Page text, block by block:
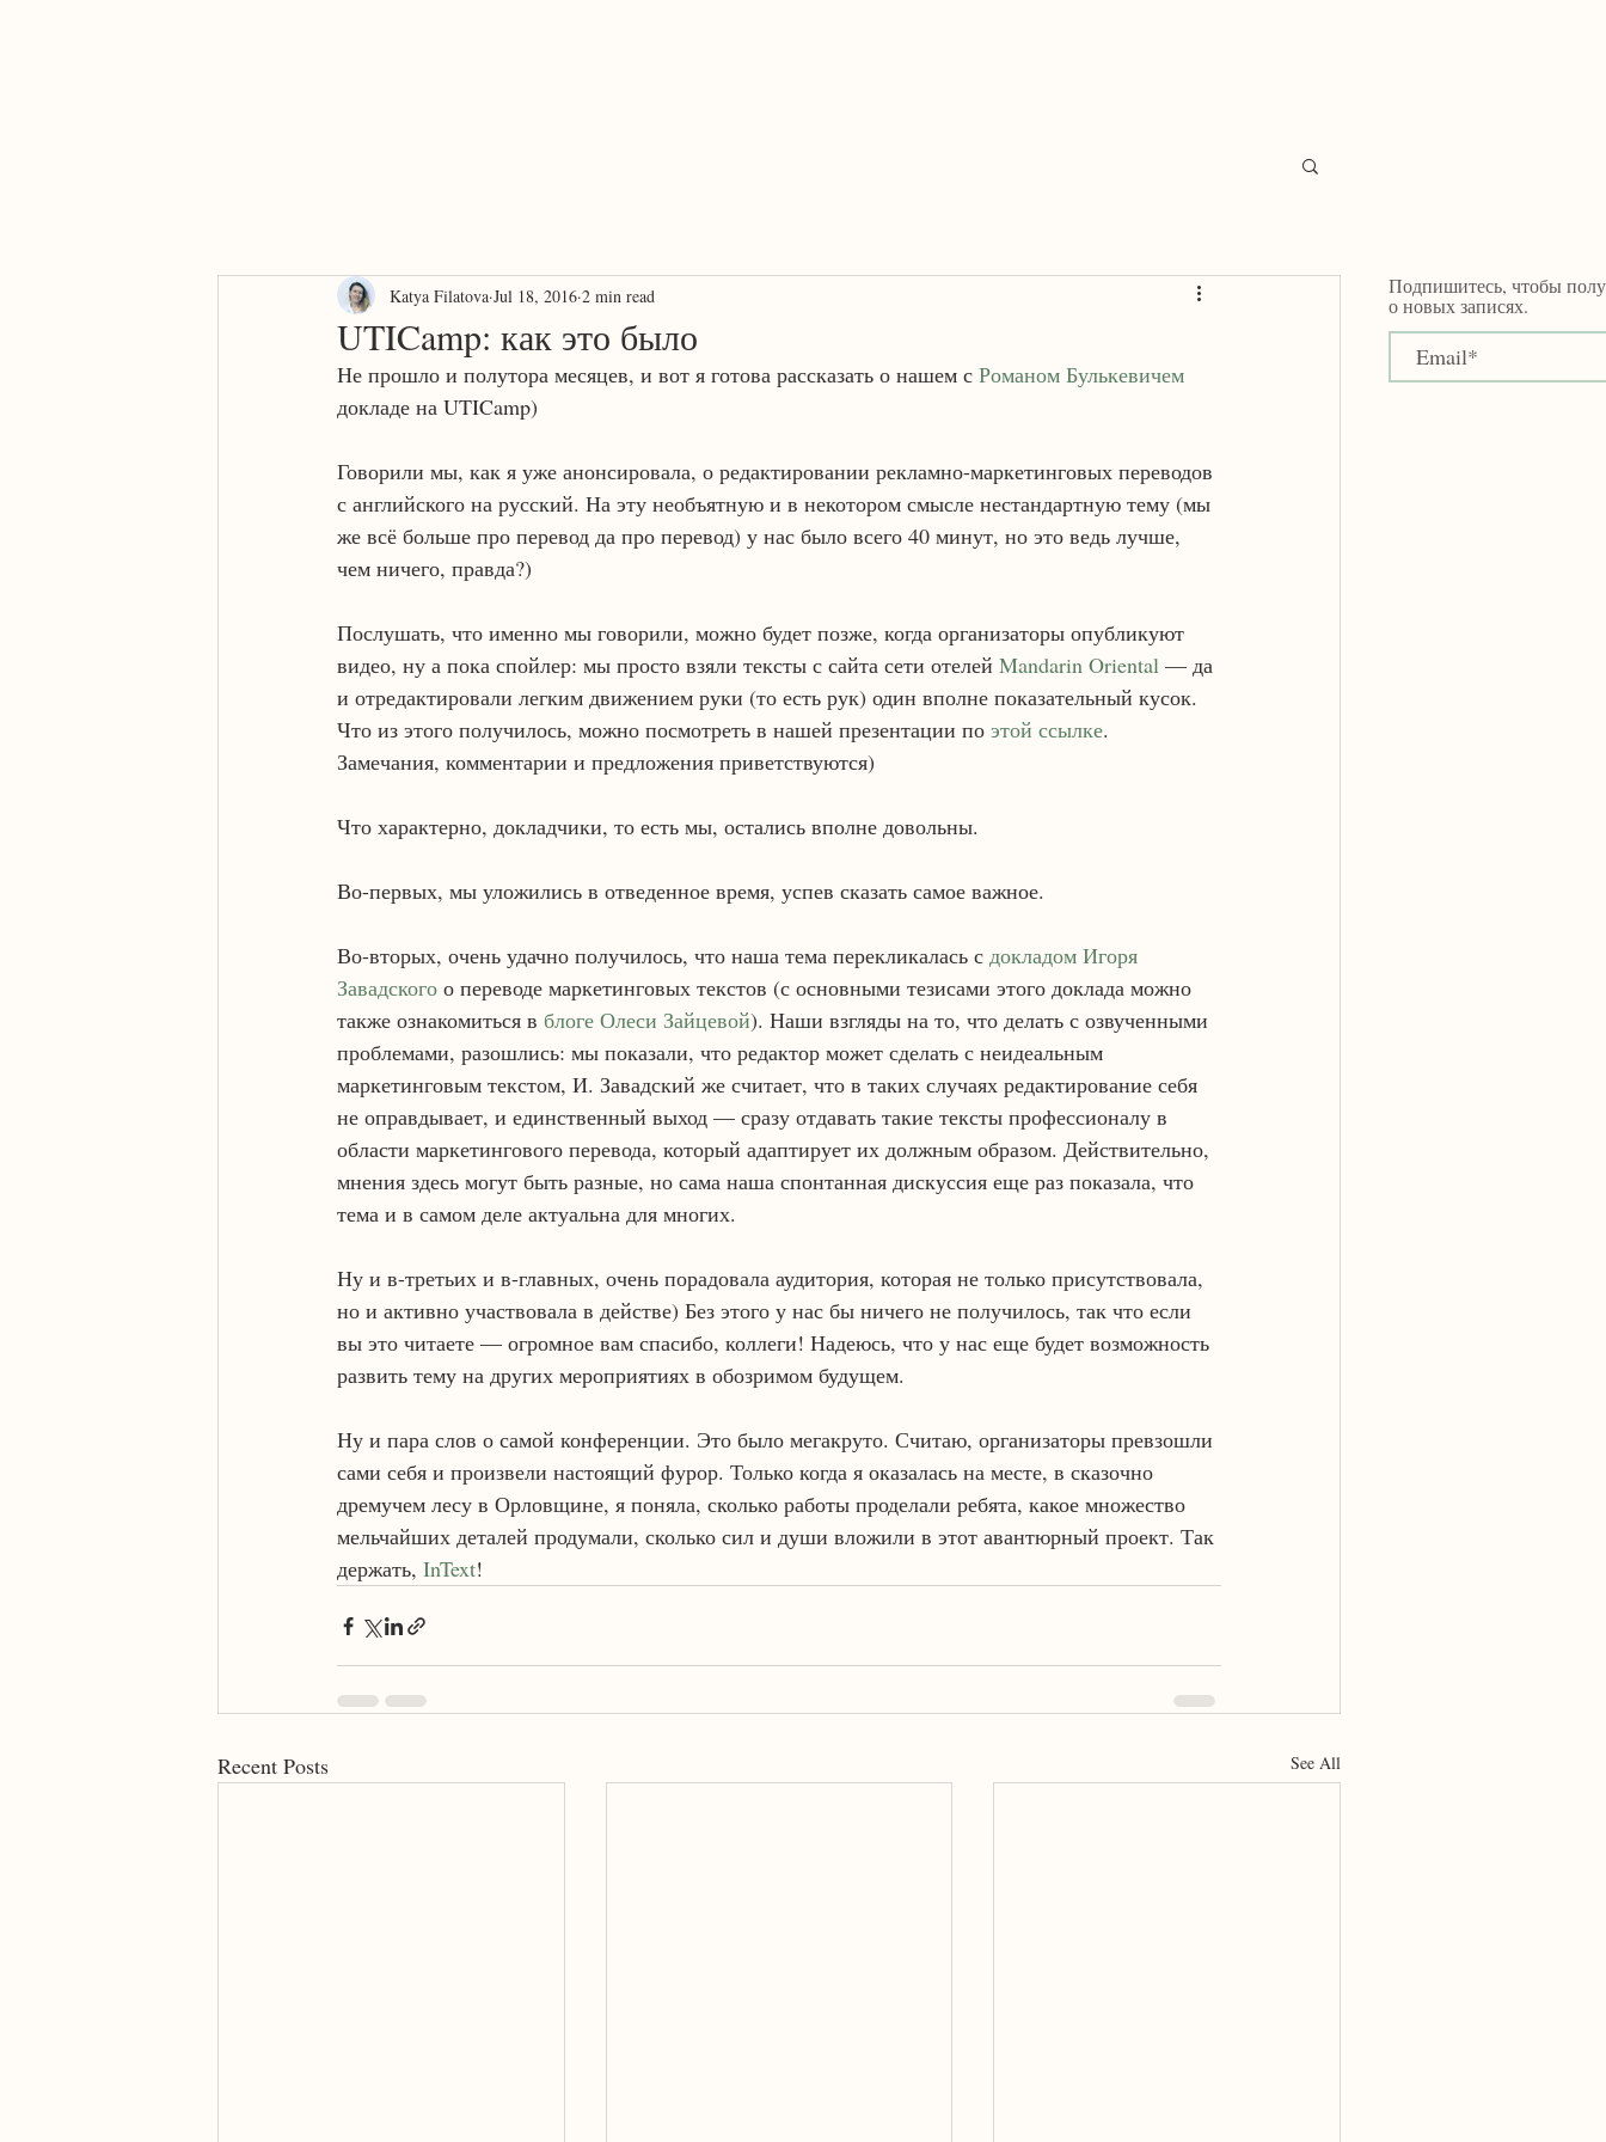
UTICamp: как это было
Katya Filatova Jul 18, 2016 2 min read
Не прошло и полутора месяцев, и вот я готова рассказать о нашем с Романом Булькевичем
докладе на UTICamp)
Говорили мы, как я уже анонсировала, о редактировании рекламно-маркетинговых переводов
с английского на русский. На эту необъятную и в некотором смысле нестандартную тему (мы
же всё больше про перевод да про перевод) у нас было всего 40 минут, но это ведь лучше,
чем ничего, правда?)
Послушать, что именно мы говорили, можно будет позже, когда организаторы опубликуют
видео, ну а пока спойлер: мы просто взяли тексты с сайта сети отелей Mandarin Oriental — да
и отредактировали легким движением руки (то есть рук) один вполне показательный кусок.
Что из этого получилось, можно посмотреть в нашей презентации по этой ссылке.
Замечания, комментарии и предложения приветствуются)
Что характерно, докладчики, то есть мы, остались вполне довольны.
Во-первых, мы уложились в отведенное время, успев сказать самое важное.
Во-вторых, очень удачно получилось, что наша тема перекликалась с докладом Игоря
Завадского о переводе маркетинговых текстов (с основными тезисами этого доклада можно
также ознакомиться в блоге Олеси Зайцевой). Наши взгляды на то, что делать с озвученными
проблемами, разошлись: мы показали, что редактор может сделать с неидеальным
маркетинговым текстом, И. Завадский же считает, что в таких случаях редактирование себя
не оправдывает, и единственный выход — сразу отдавать такие тексты профессионалу в
области маркетингового перевода, который адаптирует их должным образом. Действительно,
мнения здесь могут быть разные, но сама наша спонтанная дискуссия еще раз показала, что
тема и в самом деле актуальна для многих.
Ну и в-третьих и в-главных, очень порадовала аудитория, которая не только присутствовала,
но и активно участвовала в действе) Без этого у нас бы ничего не получилось, так что если
вы это читаете — огромное вам спасибо, коллеги! Надеюсь, что у нас еще будет возможность
развить тему на других мероприятиях в обозримом будущем.
Ну и пара слов о самой конференции. Это было мегакруто. Считаю, организаторы превзошли
сами себя и произвели настоящий фурор. Только когда я оказалась на месте, в сказочно
дремучем лесу в Орловщине, я поняла, сколько работы проделали ребята, какое множество
мельчайших деталей продумали, сколько сил и души вложили в этот авантюрный проект. Так
держать, InText!
Recent Posts See All
Подпишитесь, чтобы
о новых записях.